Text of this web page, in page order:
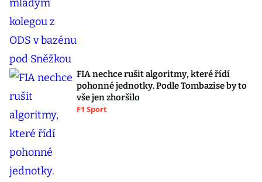
FIA nechce rušit algoritmy, které řídí
pohonné jednotky. Podle Tombazise by to
vše jen zhoršilo
F1 Sport